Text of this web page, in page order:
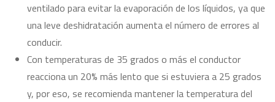
ventilado para evitar la evaporación de los líquidos, ya que
una leve deshidratación aumenta el número de errores al
conducir.
Con temperaturas de 35 grados o más el conductor
reacciona un 20% más lento que si estuviera a 25 grados
y, por eso, se recomienda mantener la temperatura del